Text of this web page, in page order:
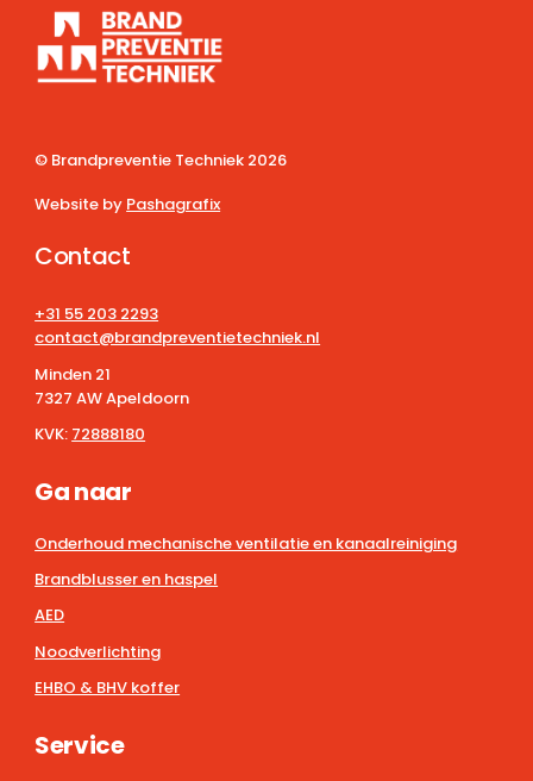
© Brandpreventie Techniek 2026
Website by Pashagrafix
Contact
+31 55 203 2293
contact@brandpreventietechniek.nl
Minden 21
7327 AW Apeldoorn
KVK: 72888180
Ga naar
Onderhoud mechanische ventilatie en kanaalreiniging
Brandblusser en haspel
AED
Noodverlichting
EHBO & BHV koffer
Service